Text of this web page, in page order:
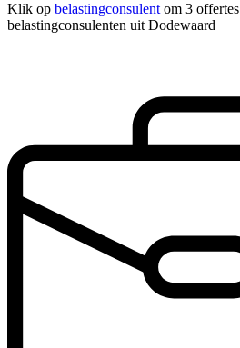
Klik op belastingconsulent om 3
belastingconsulenten uit Dodewaard